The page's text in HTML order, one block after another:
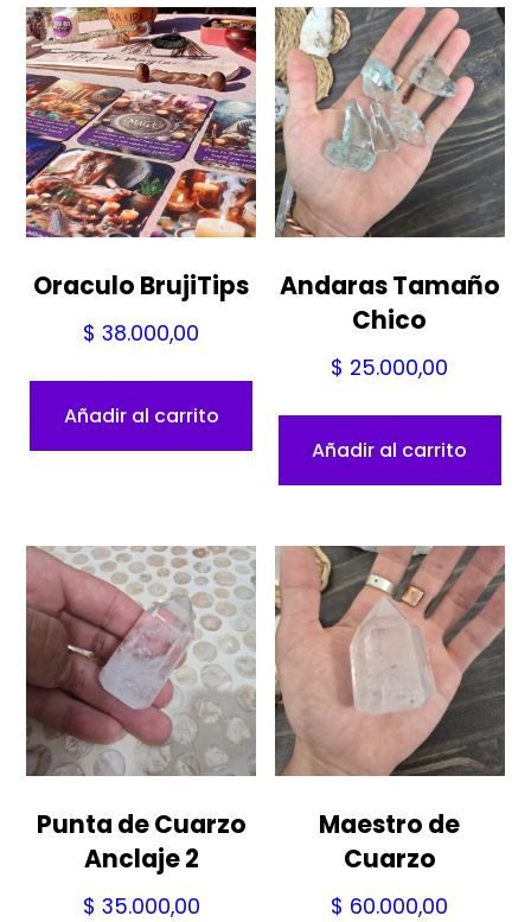
Oraculo BrujiTips
$ 38.000,00
Añadir al carrito
Andaras Tamaño
Chico
$ 25.000,00
Añadir al carrito
Punta de Cuarzo
Anclaje 2
$ 35.000,00
Maestro de
Cuarzo
$ 60.000,00